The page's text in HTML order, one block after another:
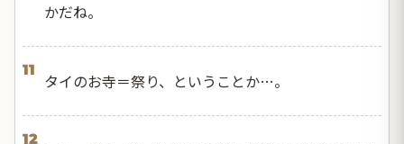
かだね。
11
タイのお寺＝祭り、ということか…。
12